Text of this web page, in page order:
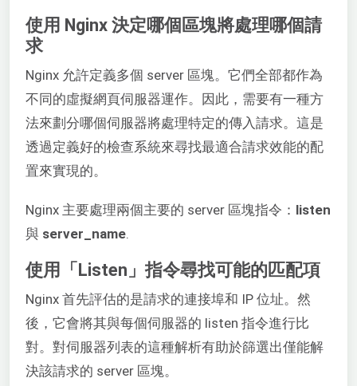
使用 Nginx 決定哪個區塊將處理哪個請
求
Nginx 允許定義多個 server 區塊。它們全部都作為
不同的虛擬網頁伺服器運作。因此，需要有一種方
法來劃分哪個伺服器將處理特定的傳入請求。這是
透過定義好的檢查系統來尋找最適合請求效能的配
置來實現的。
Nginx 主要處理兩個主要的 server 區塊指令： listen
與 server_name
使用「Listen」指令尋找可能的匹配項
Nginx 首先評估的是請求的連接埠和 IP 位址。然
後，它會將其與每個伺服器的 listen 指令進行比
對。對伺服器列表的這種解析有助於篩選出僅能解
決該請求的 server 區塊。